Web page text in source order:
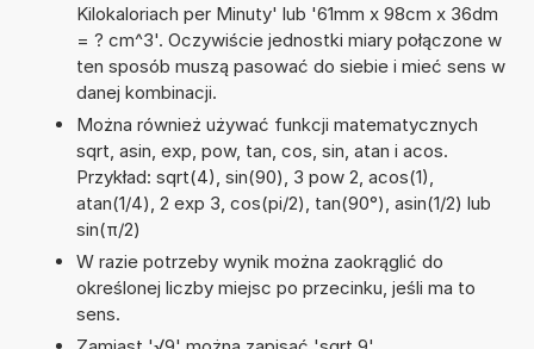
Kilokaloriach per Minuty' lub '61mm x 98cm x 36dm
= ? cm^3'. Oczywiście jednostki miary połączone w
ten sposób muszą pasować do siebie i mieć sens w
danej kombinacji.
Można również używać funkcji matematycznych
sqrt, asin, exp, pow, tan, cos, sin, atan i acos.
Przykład: sqrt(4), sin(90), 3 pow 2, acos(1),
atan(1/4), 2 exp 3, cos(pi/2), tan(90°), asin(1/2) lub
sin(π/2)
W razie potrzeby wynik można zaokrąglić do
określonej liczby miejsc po przecinku, jeśli ma to
sens.